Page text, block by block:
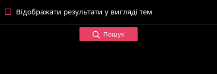
Відображати результати у вигляді тем
Пошук